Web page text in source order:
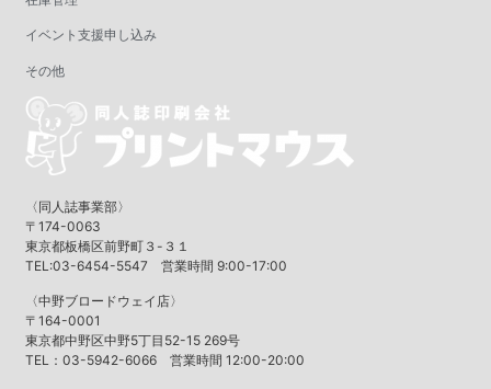
イベント支援申し込み
その他
〈同人誌事業部〉
〒174-0063
東京都板橋区前野町３-３１
TEL:03-6454-5547 営業時間 9:00-17:00
〈中野ブロードウェイ店〉
〒164-0001
東京都中野区中野5丁目52-15 269号
TEL：03-5942-6066 営業時間 12:00-20:00